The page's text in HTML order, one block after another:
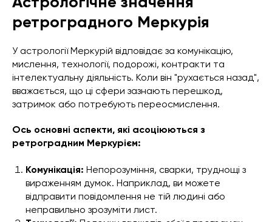
ретроградного Меркурія
У астрології Меркурій відповідає за комунікацію,
мислення, технології, подорожі, контракти та
інтелектуальну діяльність. Коли він "рухається назад",
вважається, що ці сфери зазнають перешкод,
затримок або потребують переосмислення.
Ось основні аспекти, які асоціюються з
ретроградним Меркурієм:
Комунікація: Непорозуміння, сварки, труднощі з
вираженням думок. Наприклад, ви можете
відправити повідомлення не тій людині або
неправильно зрозуміти лист.